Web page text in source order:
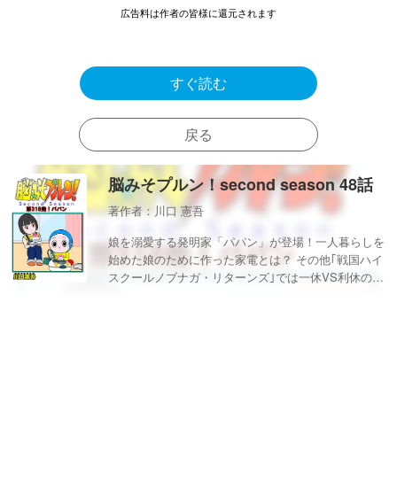
広告料は作者の皆様に還元されます
すぐ読む
戻る
脳みそプルン！second season 48話
著作者：川口 憲吾
娘を溺愛する発明家「パパン」が登場！一人暮らしを
始めた娘のために作った家電とは？ その他｢戦国ハイ
スクールノブナガ・リターンズ｣では一休VS利休の筋